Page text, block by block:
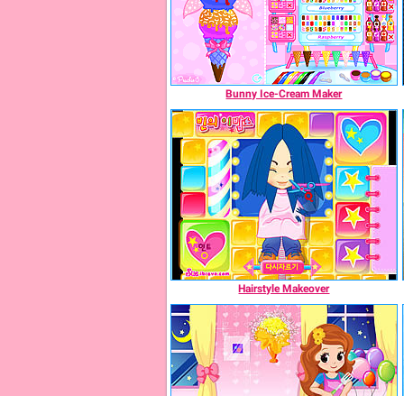
Bunny Ice-Cream Maker
Hairstyle Makeover